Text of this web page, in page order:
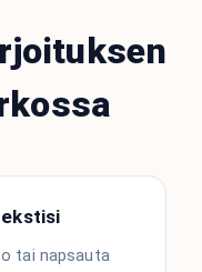
tai napsauta